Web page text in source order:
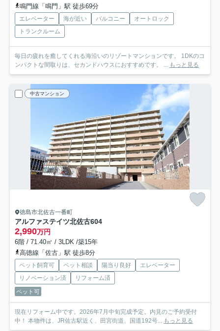
鳴門線「鳴門」駅 徒歩69分
エレベーター 海が近い バルコニー
オートロック
トランクルーム
毎日の疲れを癒してくれる海沿いのリゾートマンションです。 1DKのコ
ンパクトな間取りは、セカンドハウスにおすすめです。 ... もっと見る
中古マンション
徳島市北佐古一番町
アルファステイツ北佐古604
2,990万円
6階 / 71.40㎡ / 3LDK /築15年
高徳線「佐古」駅 徒歩8分
ペット飼育可 ペット相談 陽当り良好
エレベーター
リノベーション済
リフォーム済
ペット可
現在リフォーム中です。2026年7月中旬完成予定。内見のご予約受付
中！ 本物件は、JR佐古駅近く、田宮街道、国道192号... もっと見る